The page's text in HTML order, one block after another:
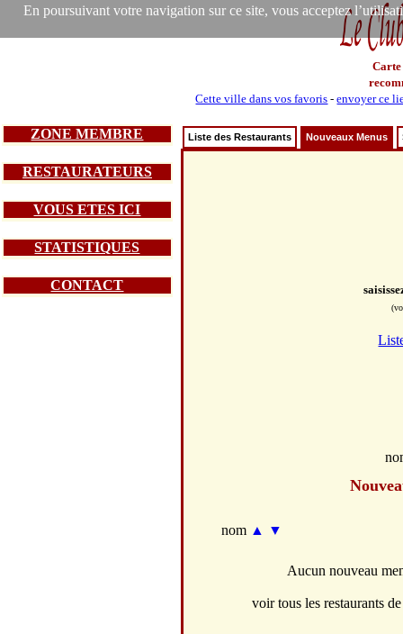
En poursuivant votre navigation sur ce site, vous acceptez
Carte
Cette ville dans vos favoris -envoyer ce
ZONE MEMBRE
RESTAURATEURS
VOUS ETES ICI
STATISTIQUES
CONTACT
Liste des Restaurants Nouveaux Menus
nom ▲ ▼
Aucun nouveau
voir tous les restaurants